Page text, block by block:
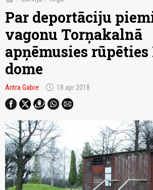
Par deportāciju
vagonu Torņakalnā
apņēmusies rūpēties
dome
Antra Gabre schedule 18.apr 2018